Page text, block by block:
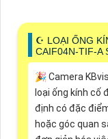
☪ LOẠI ỐNG
CAIF04N-TIF-A
️🎉 Camera
loại ống kính cố
định có đặc
hoặc góc quan